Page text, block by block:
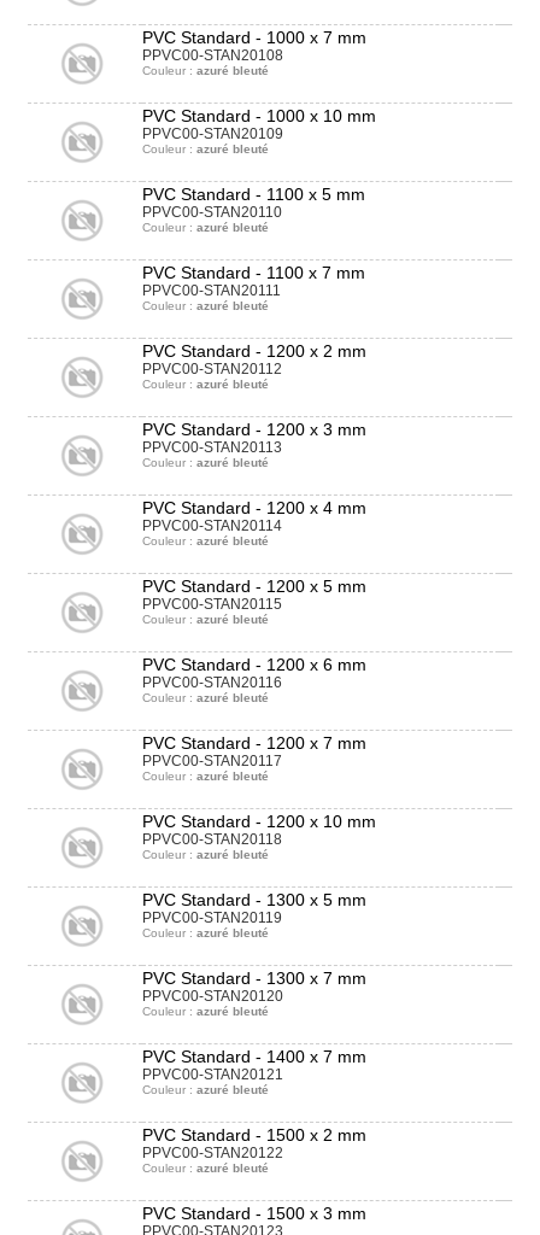
PVC Standard - 1000 x 7 mm
PPVC00-STAN20108
Couleur : azuré bleuté
PVC Standard - 1000 x 10 mm
PPVC00-STAN20109
Couleur : azuré bleuté
PVC Standard - 1100 x 5 mm
PPVC00-STAN20110
Couleur : azuré bleuté
PVC Standard - 1100 x 7 mm
PPVC00-STAN20111
Couleur : azuré bleuté
PVC Standard - 1200 x 2 mm
PPVC00-STAN20112
Couleur : azuré bleuté
PVC Standard - 1200 x 3 mm
PPVC00-STAN20113
Couleur : azuré bleuté
PVC Standard - 1200 x 4 mm
PPVC00-STAN20114
Couleur : azuré bleuté
PVC Standard - 1200 x 5 mm
PPVC00-STAN20115
Couleur : azuré bleuté
PVC Standard - 1200 x 6 mm
PPVC00-STAN20116
Couleur : azuré bleuté
PVC Standard - 1200 x 7 mm
PPVC00-STAN20117
Couleur : azuré bleuté
PVC Standard - 1200 x 10 mm
PPVC00-STAN20118
Couleur : azuré bleuté
PVC Standard - 1300 x 5 mm
PPVC00-STAN20119
Couleur : azuré bleuté
PVC Standard - 1300 x 7 mm
PPVC00-STAN20120
Couleur : azuré bleuté
PVC Standard - 1400 x 7 mm
PPVC00-STAN20121
Couleur : azuré bleuté
PVC Standard - 1500 x 2 mm
PPVC00-STAN20122
Couleur : azuré bleuté
PVC Standard - 1500 x 3 mm
PPVC00-STAN20123